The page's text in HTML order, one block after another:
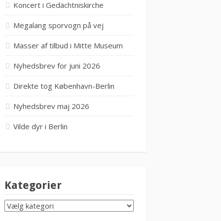
Koncert i Gedächtniskirche
Megalang sporvogn på vej
Masser af tilbud i Mitte Museum
Nyhedsbrev for juni 2026
Direkte tog København-Berlin
Nyhedsbrev maj 2026
Vilde dyr i Berlin
Kategorier
KATEGORIER